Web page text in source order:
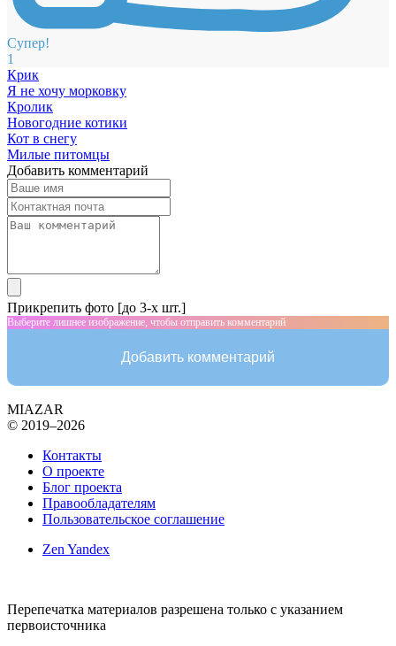
Супер!
1
Крик
Я не хочу морковку
Кролик
Новогодние котики
Кот в снегу
Милые питомцы
Добавить комментарий
Прикрепить фото [до 3-х шт.]
Выберите лишнее изображение, чтобы отправить комментарий
Добавить комментарий
MIAZAR
© 2019–2026
Контакты
О проекте
Блог проекта
Правообладателям
Пользовательское соглашение
Zen Yandex
Перепечатка материалов разрешена только с указанием
первоисточника